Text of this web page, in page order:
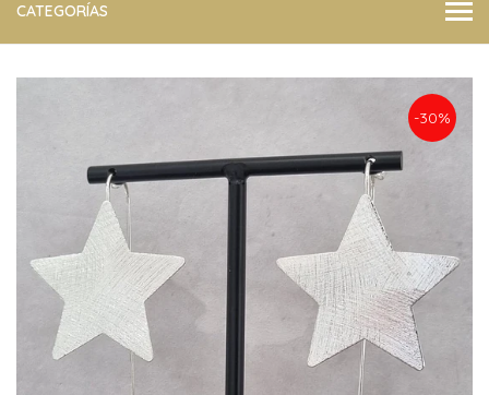
CATEGORÍAS
-30%